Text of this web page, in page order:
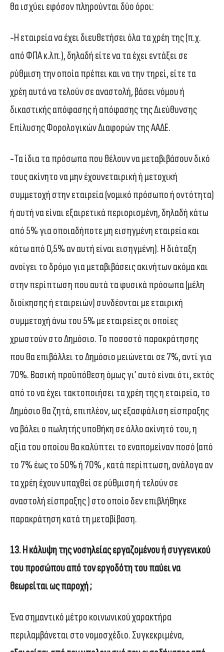
θα ισχύει εφόσον πληρούνται δύο όροι:
-Η εταιρεία να έχει διευθετήσει όλα τα χρέη της (π.χ.
από ΦΠΑ κ.λπ.), δηλαδή είτε να τα έχει εντάξει σε
ρύθμιση την οποία πρέπει και να την τηρεί, είτε τα
χρέη αυτά να τελούν σε αναστολή, βάσει νόμου ή
δικαστικής απόφασης ή απόφασης της Διεύθυνσης
Επίλυσης Φορολογικών Διαφορών της ΑΑΔΕ.
-Τα ίδια τα πρόσωπα που θέλουν να μεταβιβάσουν δικό
τους ακίνητο να μην έχουνεταιρική ή μετοχική
συμμετοχή στην εταιρεία (νομικό πρόσωπο ή οντότητα)
ή αυτή να είναι εξαιρετικά περιορισμένη, δηλαδή κάτω
από 5% για οποιαδήποτε μη εισηγμένη εταιρεία και
κάτω από 0,5% αν αυτή είναι εισηγμένη). Η διάταξη
ανοίγει το δρόμο για μεταβιβάσεις ακινήτων ακόμα και
στην περίπτωση που αυτά τα φυσικά πρόσωπα (μέλη
διοίκησης ή εταιρειών) συνδέονται με εταιρική
συμμετοχή άνω του 5% με εταιρείες οι οποίες
χρωστούν στο Δημόσιο. Το ποσοστό παρακράτησης
που θα επιβάλλει το Δημόσιο μειώνεται σε 7%, αντί για
70%. Βασική προϋπόθεση όμως γι’ αυτό είναι ότι, εκτός
από το να έχει τακτοποιήσει τα χρέη της η εταιρεία, το
Δημόσιο θα ζητά, επιπλέον, ως εξασφάλιση είσπραξης
να βάλει ο πωλητής υποθήκη σε άλλο ακίνητό του, η
αξία του οποίου θα καλύπτει το εναπομείναν ποσό (από
το 7% έως το 50% ή 70% , κατά περίπτωση, ανάλογα αν
τα χρέη έχουν υπαχθεί σε ρύθμιση ή τελούν σε
αναστολή είσπραξης ) στο οποίο δεν επιβλήθηκε
παρακράτηση κατά τη μεταβίβαση.
13. Η κάλυψη της νοσηλείας εργαζομένου ή συγγενικού
του προσώπου από τον εργοδότη του παύει να
θεωρείται ως παροχή ;
Ένα σημαντικό μέτρο κοινωνικού χαρακτήρα
περιλαμβάνεται στο νομοσχέδιο. Συγκεκριμένα,